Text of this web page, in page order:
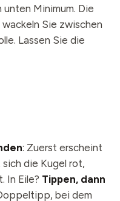
Minimum. Die
Sie zwischen
Lassen Sie die
: Zuerst erscheint
die Kugel rot,
In Eile? Tippen, dann
bei dem